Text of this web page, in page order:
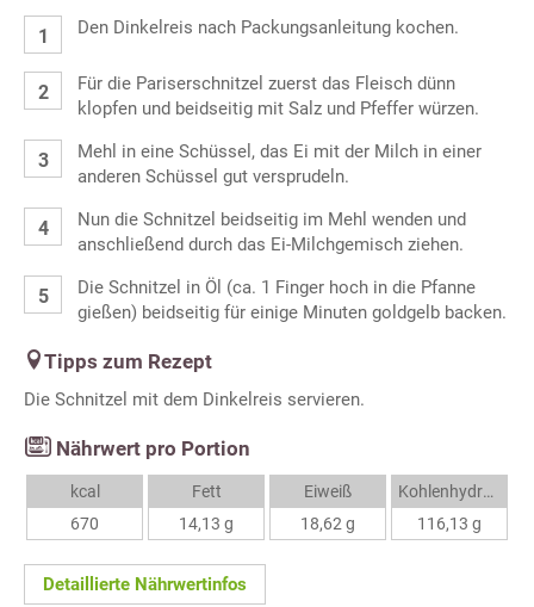
Den Dinkelreis nach Packungsanleitung kochen.
Für die Pariserschnitzel zuerst das Fleisch dünn
klopfen und beidseitig mit Salz und Pfeffer würzen.
Mehl in eine Schüssel, das Ei mit der Milch in einer
anderen Schüssel gut versprudeln.
Nun die Schnitzel beidseitig im Mehl wenden und
anschließend durch das Ei-Milchgemisch ziehen.
Die Schnitzel in Öl (ca. 1 Finger hoch in die Pfanne
gießen) beidseitig für einige Minuten goldgelb backen.
Tipps zum Rezept
Die Schnitzel mit dem Dinkelreis servieren.
Nährwert pro Portion
kcal
670
Fett
14,13 g
Eiweiß
18,62 g
Kohlenhydrate
116,13 g
Detaillierte Nährwertinfos